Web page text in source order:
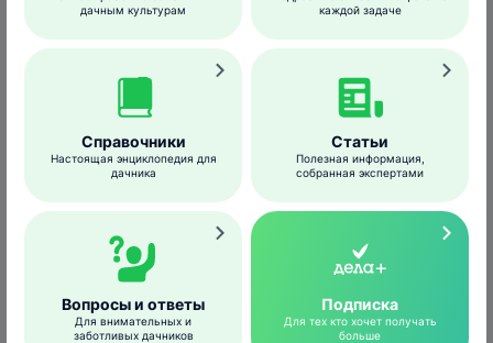
Окукливается пеструшка на нижней
стороне листьев или на ветвях дерева
головой вниз. Куколка желтая, с двумя
выростами, стадия продолжается 6–14
дней.
Гусеница
дачным культурам
каждой задаче
Справочники
Настоящая энциклопедия для
дачника
Статьи
Полезная информация,
собранная экспертами
Вопросы и ответы
Для внимательных и
заботливых дачников
Подписка
Для тех кто хочет получать
больше